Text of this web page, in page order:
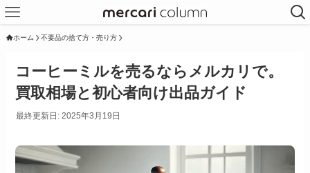
ホーム 不要品の捨て方・売り方
コーヒーミルを売るならメルカリで。
買取相場と初心者向け出品ガイド
最終更新日: 2025年3月19日